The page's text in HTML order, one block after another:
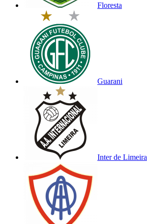
Floresta
Guarani
Inter de Limeira